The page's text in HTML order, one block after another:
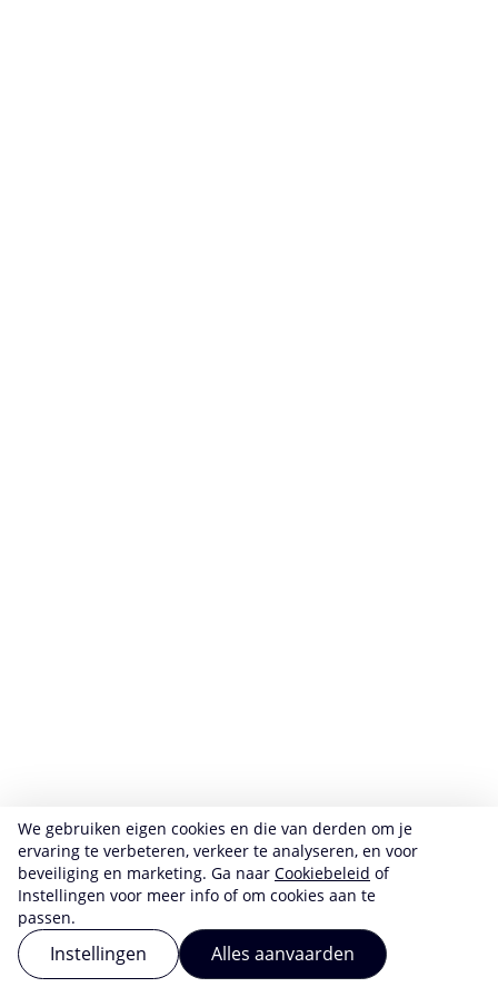
We gebruiken eigen cookies en die van derden om je
ervaring te verbeteren, verkeer te analyseren, en voor
beveiliging en marketing. Ga naar Cookiebeleid of
Instellingen voor meer info of om cookies aan te
passen.
Instellingen Alles aanvaarden